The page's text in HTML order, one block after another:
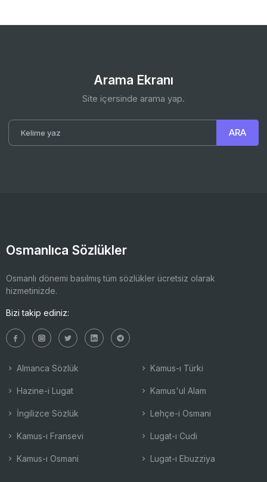
Arama Ekranı
Site içersinde arama yap.
Osmanlıca Sözlükler
Osmanlı dönemi basılmış tüm sözlükler ücretsiz olarak
hizmetinizde.
Bizi takip ediniz:
Almanca Sözlük
Hazine-i Lugat
İngilizce Sözlük
Kamus-ı Fransevi
Kamus-ı Osmani
Kamus-ı Türki
Kamus'ul Alam
Lehçe-i Osmani
Lugat-ı Cudi
Lugat-ı Ebuzziya